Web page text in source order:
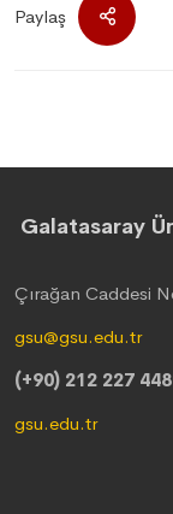
Paylaş
Galatasaray
Çırağan Caddesi
gsu@gsu.edu.tr
(+90) 212 227
gsu.edu.tr